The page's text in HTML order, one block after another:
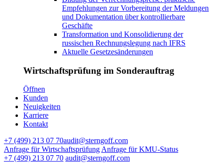
Empfehlungen zur Vorbereitung der Meldungen
und Dokumentation über kontrollierbare
Geschäfte
Transformation und Konsolidierung der
russischen Rechnungslegung nach IFRS
Aktuelle Gesetzesänderungen
Wirtschaftsprüfung im Sonderauftrag
Ӧffnen
Kunden
Neuigkeiten
Karriere
Kontakt
+7 (499) 213 07 70audit@sterngoff.com
Anfrage für Wirtschaftsprüfung Anfrage für KMU-Status
+7 (499) 213 07 70 audit@sterngoff.com